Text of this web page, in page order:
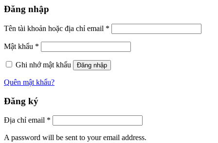
Đăng nhập
Tên tài khoản hoặc địa chỉ email *
Mật khẩu *
Ghi nhớ mật khẩu Đăng nhập
Quên mật khẩu?
Đăng ký
Địa chỉ email *
A password will be sent to your email address.